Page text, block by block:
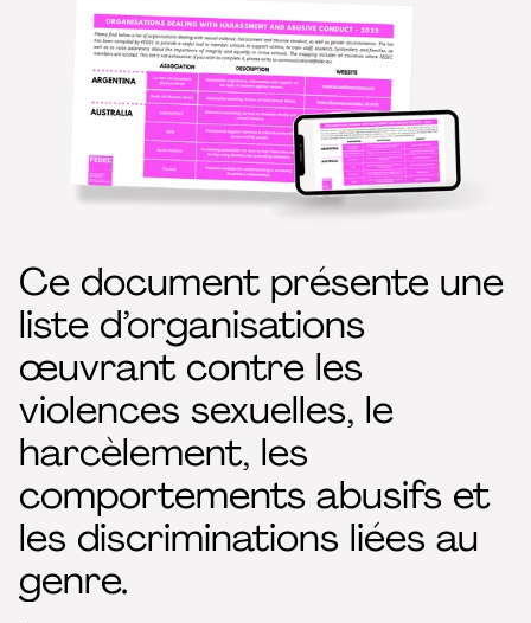
Ce document présente une
liste d’organisations
œuvrant contre les
violences sexuelles, le
harcèlement, les
comportements abusifs et
les discriminations liées au
genre.